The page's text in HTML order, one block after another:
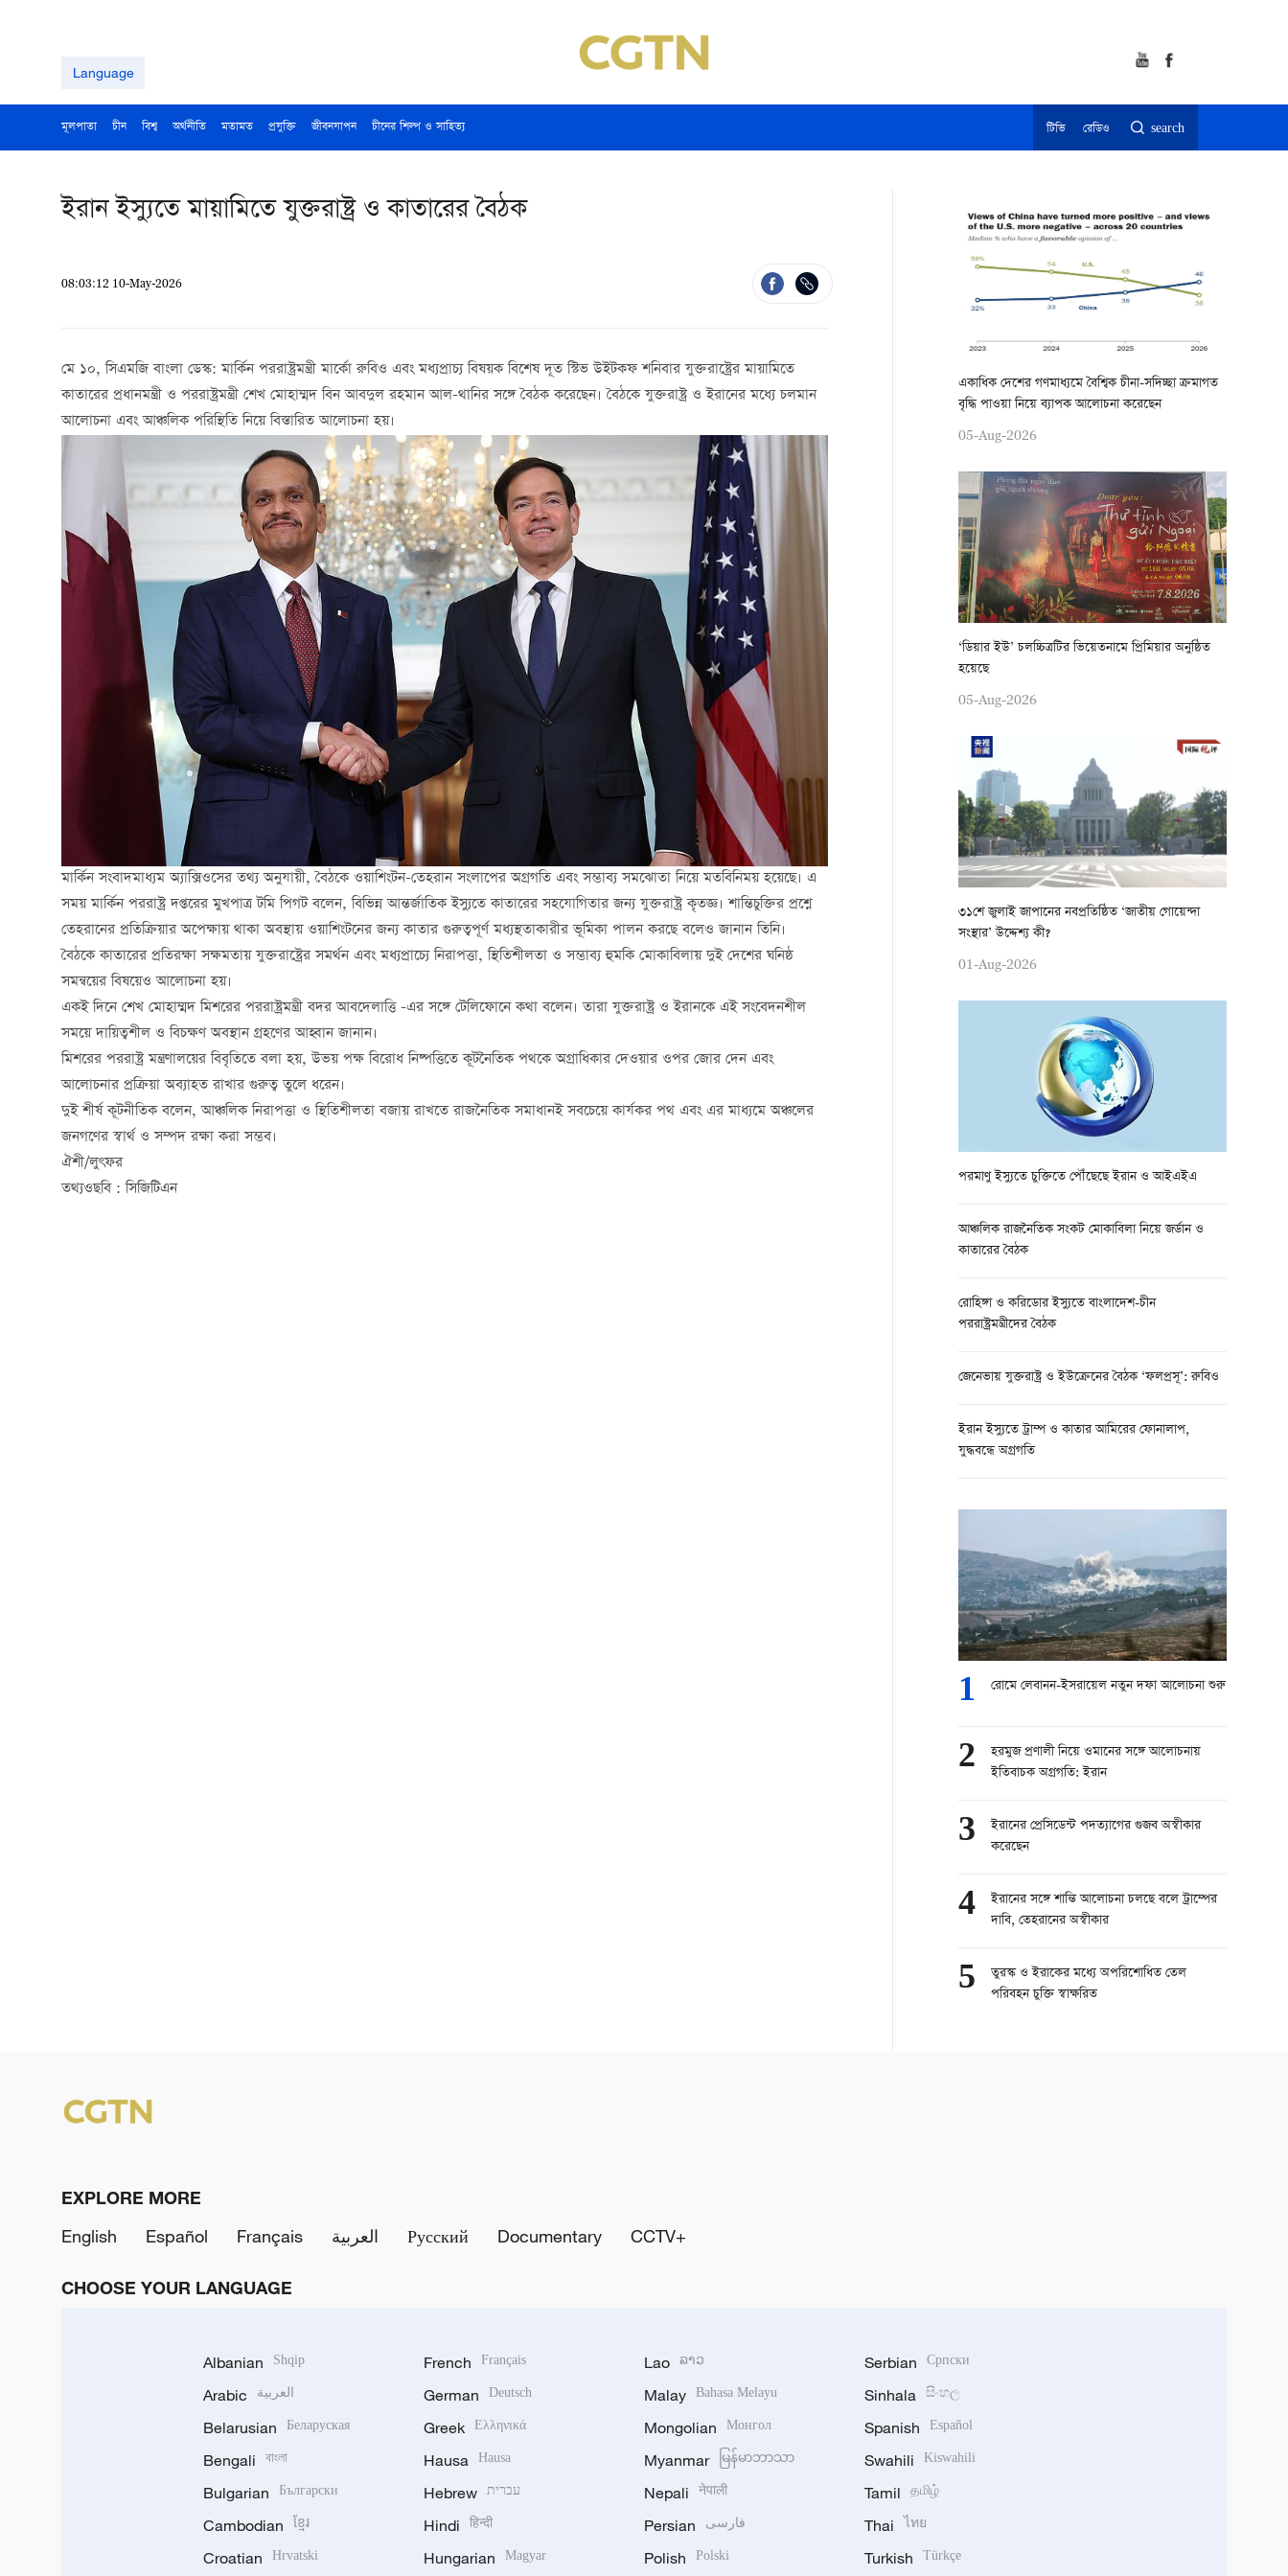
Language
মূলপাতা চীন বিশ্ব অর্থনীতি মতামত প্রযুক্তি জীবনযাপন চীনের শিল্প ও সাহিত্য টিভি রেডিও search
ইরান ইস্যুতে মায়ামিতে যুক্তরাষ্ট্র ও কাতারের বৈঠক
08:03:12 10-May-2026
মে ১০, সিএমজি বাংলা ডেস্ক: মার্কিন পররাষ্ট্রমন্ত্রী মার্কো রুবিও এবং মধ্যপ্রাচ্য বিষয়ক বিশেষ দূত স্টিভ উইটকফ শনিবার যুক্তরাষ্ট্রের মায়ামিতে
কাতারের প্রধানমন্ত্রী ও পররাষ্ট্রমন্ত্রী শেখ মোহাম্মদ বিন আবদুল রহমান আল-থানির সঙ্গে বৈঠক করেছেন। বৈঠকে যুক্তরাষ্ট্র ও ইরানের মধ্যে চলমান
আলোচনা এবং আঞ্চলিক পরিস্থিতি নিয়ে বিস্তারিত আলোচনা হয়।
মার্কিন সংবাদমাধ্যম অ্যাক্সিওসের তথ্য অনুযায়ী, বৈঠকে ওয়াশিংটন-তেহরান সংলাপের অগ্রগতি এবং সম্ভাব্য সমঝোতা নিয়ে মতবিনিময় হয়েছে। এ
সময় মার্কিন পররাষ্ট্র দপ্তরের মুখপাত্র টমি পিগট বলেন, বিভিন্ন আন্তর্জাতিক ইস্যুতে কাতারের সহযোগিতার জন্য যুক্তরাষ্ট্র কৃতজ্ঞ। শান্তিচুক্তির প্রশ্নে
তেহরানের প্রতিক্রিয়ার অপেক্ষায় থাকা অবস্থায় ওয়াশিংটনের জন্য কাতার গুরুত্বপূর্ণ মধ্যস্থতাকারীর ভূমিকা পালন করছে বলেও জানান তিনি।
বৈঠকে কাতারের প্রতিরক্ষা সক্ষমতায় যুক্তরাষ্ট্রের সমর্থন এবং মধ্যপ্রাচ্যে নিরাপত্তা, স্থিতিশীলতা ও সম্ভাব্য হুমকি মোকাবিলায় দুই দেশের ঘনিষ্ঠ
সমন্বয়ের বিষয়েও আলোচনা হয়।
একই দিনে শেখ মোহাম্মদ মিশরের পররাষ্ট্রমন্ত্রী বদর আবদেলাত্তি -এর সঙ্গে টেলিফোনে কথা বলেন। তারা যুক্তরাষ্ট্র ও ইরানকে এই সংবেদনশীল
সময়ে দায়িত্বশীল ও বিচক্ষণ অবস্থান গ্রহণের আহ্বান জানান।
মিশরের পররাষ্ট্র মন্ত্রণালয়ের বিবৃতিতে বলা হয়, উভয় পক্ষ বিরোধ নিষ্পত্তিতে কূটনৈতিক পথকে অগ্রাধিকার দেওয়ার ওপর জোর দেন এবং
আলোচনার প্রক্রিয়া অব্যাহত রাখার গুরুত্ব তুলে ধরেন।
দুই শীর্ষ কূটনীতিক বলেন, আঞ্চলিক নিরাপত্তা ও স্থিতিশীলতা বজায় রাখতে রাজনৈতিক সমাধানই সবচেয়ে কার্যকর পথ এবং এর মাধ্যমে অঞ্চলের
জনগণের স্বার্থ ও সম্পদ রক্ষা করা সম্ভব।
ঐশী/লুৎফর
তথ্যওছবি : সিজিটিএন
একাধিক দেশের গণমাধ্যমে বৈশ্বিক চীনা-সদিচ্ছা ক্রমাগত
বৃদ্ধি পাওয়া নিয়ে ব্যাপক আলোচনা করেছেন
05-Aug-2026
‘ডিয়ার ইউ’ চলচ্চিত্রটির ভিয়েতনামে প্রিমিয়ার অনুষ্ঠিত
হয়েছে
05-Aug-2026
৩১শে জুলাই জাপানের নবপ্রতিষ্ঠিত ‘জাতীয় গোয়েন্দা
সংস্থার’ উদ্দেশ্য কী?
01-Aug-2026
পরমাণু ইস্যুতে চুক্তিতে পৌঁছেছে ইরান ও আইএইএ
আঞ্চলিক রাজনৈতিক সংকট মোকাবিলা নিয়ে জর্ডান ও
কাতারের বৈঠক
রোহিঙ্গা ও করিডোর ইস্যুতে বাংলাদেশ-চীন
পররাষ্ট্রমন্ত্রীদের বৈঠক
জেনেভায় যুক্তরাষ্ট্র ও ইউক্রেনের বৈঠক ‘ফলপ্রসূ’: রুবিও
ইরান ইস্যুতে ট্রাম্প ও কাতার আমিরের ফোনালাপ,
যুদ্ধবন্ধে অগ্রগতি
1 রোমে লেবানন-ইসরায়েল নতুন দফা আলোচনা শুরু
2
হরমুজ প্রণালী নিয়ে ওমানের সঙ্গে আলোচনায়
ইতিবাচক অগ্রগতি: ইরান
3
ইরানের প্রেসিডেন্ট পদত্যাগের গুজব অস্বীকার
করেছেন
4
ইরানের সঙ্গে শান্তি আলোচনা চলছে বলে ট্রাম্পের
দাবি, তেহরানের অস্বীকার
5
তুরস্ক ও ইরাকের মধ্যে অপরিশোধিত তেল
পরিবহন চুক্তি স্বাক্ষরিত
EXPLORE MORE
English
Español Français العربية Русский Documentary CCTV+
CHOOSE YOUR LANGUAGE
Albanian Shqip
Arabic العربية
Belarusian Беларуская
Bengali বাংলা
Bulgarian Български
Cambodian ខ្មែរ
Croatian Hrvatski
French Français
German Deutsch
Greek Ελληνικά
Hausa Hausa
Hebrew עברית
Hindi हिन्दी
Hungarian Magyar
Lao ລາວ
Malay Bahasa Melayu
Mongolian Монгол
Myanmar မြန်မာဘာသာ
Nepali नेपाली
Persian فارسی
Polish Polski
Serbian Српски
Sinhala සිංහල
Spanish Español
Swahili Kiswahili
Tamil தமிழ்
Thai ไทย
Turkish Türkçe